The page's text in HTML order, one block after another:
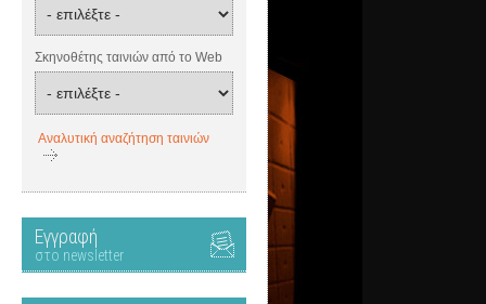
Σκηνοθέτης ταινιών από το Web
Αναλυτική αναζήτηση ταινιών
Εγγραφή
στο newsletter